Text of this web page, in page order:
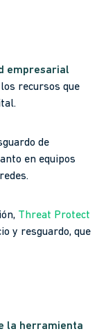
empresarial
recursos que
de
en equipos
Threat Protect
y resguardo, que
la herramienta